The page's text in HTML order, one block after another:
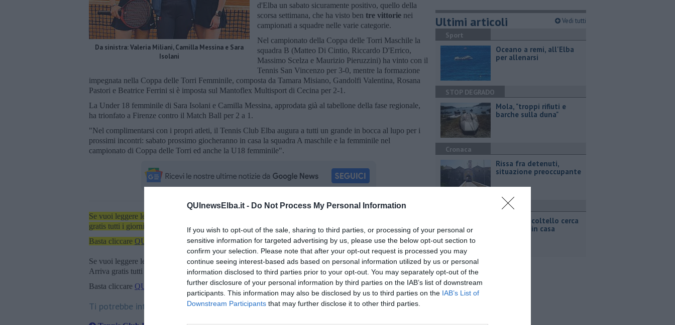
QUInewsElba.it - Do Not Process My Personal Information
If you wish to opt-out of the sale, sharing to third parties, or processing of your personal or
sensitive information for targeted advertising by us, please use the below opt-out section to
confirm your selection. Please note that after your opt-out request is processed you may
continue seeing interest-based ads based on personal information utilized by us or personal
information disclosed to third parties prior to your opt-out. You may separately opt-out of the
further disclosure of your personal information by third parties on the IAB’s list of downstream
participants. This information may also be disclosed by us to third parties on the IAB’s List of
Downstream Participants that may further disclose it to other third parties.
Da sinistra: Valeria Miliani, Camilla Messina e Sara
Isolani
d'Elba un sabato sicuramente positivo, quello della
scorsa settimana, che ha visto ben tre vittorie nei
campionati a squadre nelle varie categorie.
Nel campionato della Coppa delle Torri Maschile la
squadra B (Matteo Di Cintio, Riccardo D'Errico,
Massimo Scelza e Maurizio Pieruzzini) ha vinto con il
Tennis San Vincenzo per 3-0, mentre la formazione
impegnata nella Coppa delle Torri Femminile, composta da Tamara Misiano, Gandolfi Valentina, Rosana
Pastori e Beatrice Ferrini si è imposta sul Mantoflex Multisport di Cecina per 2-1.
La Under 18 femminile di Sara Isolani e Camilla Messina, approdata già al tabellone della fase regionale,
ha trionfato a Firenze contro il Match Ball per 2 a 1.
"Nel complimentarsi con i propri atleti, il Tennis Club Elba augura a tutti un grande in bocca al lupo per i
prossimi incontri: sabato prossimo giocheranno in casa la squadra A maschile e la femminile nel
campionato di Coppa delle Torri ed anche la U18 femminile".
Se vuoi leggere le notizie principali dell'isola d'Elba iscriviti alla
gratis tutti i giorni alle 7:00 del mattino direttamente nella tua casella di posta.
Basta cliccare QUI
Se vuoi leggere le notizie principali della Toscana iscriviti alla Newsletter QUInews - ToscanaMedia.
Arriva gratis tutti i giorni alle 20:00 direttamente nella tua casella di posta.
Basta cliccare QUI
Ti potrebbe interessare anche:
Ultimi articoli Vedi tutti
Sport
Oceano a remi, all'Elba
per allenarsi
STOP DEGRADO
Mola, "troppi rifiuti e
barche sulla duna"
Cronaca
Rissa fra detenuti,
situazione preoccupante
Armato di coltello cerca
di entrare in casa